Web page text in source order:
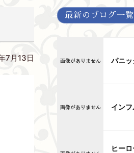
7月13日
最新のブログ一覧
パニッ
イン
ヒー